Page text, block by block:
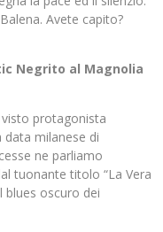
Avete capito?
al Magnolia
protagonista
data milanese di
ne parliamo
tuonante titolo “La Vera
blues oscuro dei